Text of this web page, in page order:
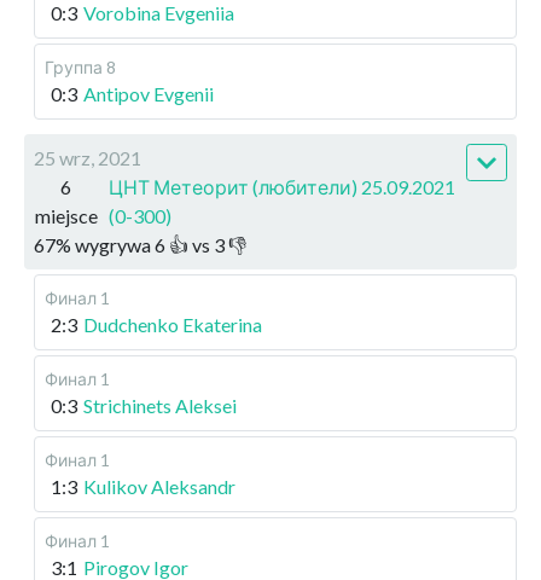
0:3 Vorobina Evgeniia
Группа 8
0:3 Antipov Evgenii
25 wrz, 2021
6
miejsce
ЦНТ Метеорит (любители) 25.09.2021
(0-300)
67% wygrywa6 👍 vs 3👎
Финал 1
2:3 Dudchenko Ekaterina
Финал 1
0:3 Strichinets Aleksei
Финал 1
1:3 Kulikov Aleksandr
Финал 1
3:1 Pirogov Igor